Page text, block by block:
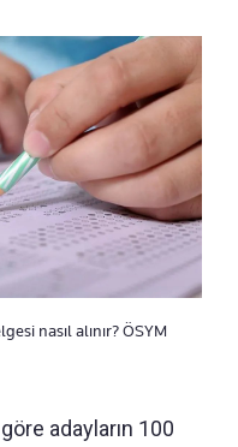
nasıl alınır? ÖSYM
adayların 100